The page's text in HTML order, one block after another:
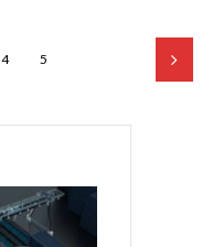
4 5